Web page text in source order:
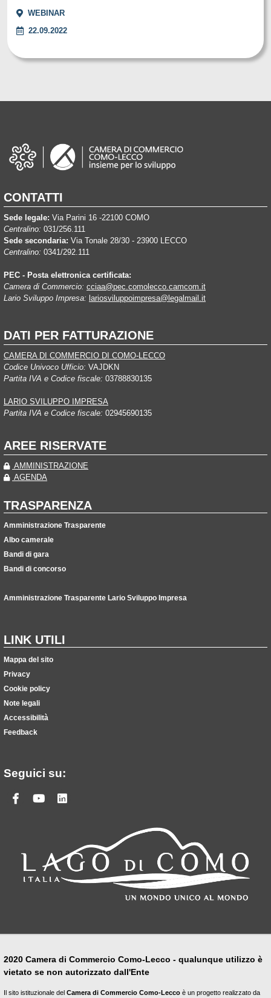
WEBINAR
22.09.2022
CONTATTI
Sede legale: Via Parini 16 -22100 COMO
Centralino: 031/256.111
Sede secondaria: Via Tonale 28/30 - 23900 LECCO
Centralino: 0341/292.111
PEC - Posta elettronica certificata:
Camera di Commercio: cciaa@pec.comolecco.camcom.it
Lario Sviluppo Impresa: lariosviluppoimpresa@legalmail.it
DATI PER FATTURAZIONE
CAMERA DI COMMERCIO DI COMO-LECCO
Codice Univoco Ufficio: VAJDKN
Partita IVA e Codice fiscale: 03788830135
LARIO SVILUPPO IMPRESA
Partita IVA e Codice fiscale: 02945690135
AREE RISERVATE
AMMINISTRAZIONE
AGENDA
TRASPARENZA
Amministrazione Trasparente
Albo camerale
Bandi di gara
Bandi di concorso
Amministrazione Trasparente Lario Sviluppo Impresa
LINK UTILI
Mappa del sito
Privacy
Cookie policy
Note legali
Accessibilità
Feedback
Seguici su:
Facebook
Youtube
2020 Camera di Commercio Como-Lecco - qualunque utilizzo è
vietato se non autorizzato dall'Ente
Il sito istituzionale del Camera di Commercio Como-Lecco è un progetto realizzato da